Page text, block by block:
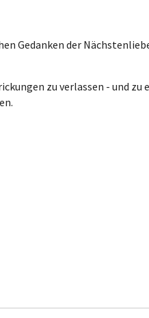
Gedanken der
zu verlassen - und zu